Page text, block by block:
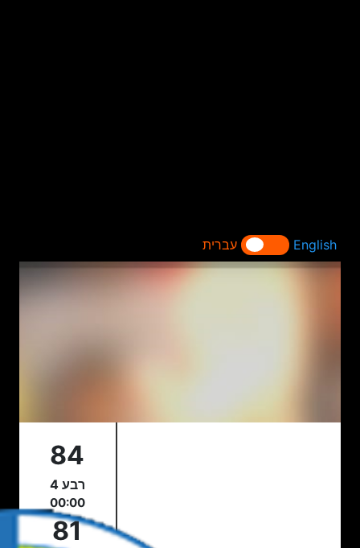
English עברית
84
רבע 4
00:00
81